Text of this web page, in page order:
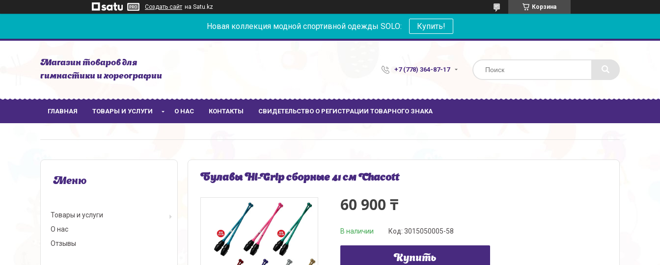
Создать сайт на Satu.kz Корзина
Новая коллекция модной спортивной одежды SOLO: Купить!
Магазин товаров для
гимнастики и хореографии
+7 (778) 364-87-17
ГЛАВНАЯ ТОВАРЫ И УСЛУГИ О НАС КОНТАКТЫ СВИДЕТЕЛЬСТВО О РЕГИСТРАЦИИ ТОВАРНОГО ЗНАКА
Булавы Hi-Grip сборные 41 см Chacott
60 900 ₸
В наличии Код: 3015050005-58
Купить
Товары и услуги
О нас
Отзывы